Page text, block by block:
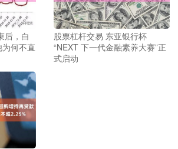
后，白
何不直
股票杠杆交易 东亚银行杯
“NEXT 下一代金融素养大赛”正
式启动